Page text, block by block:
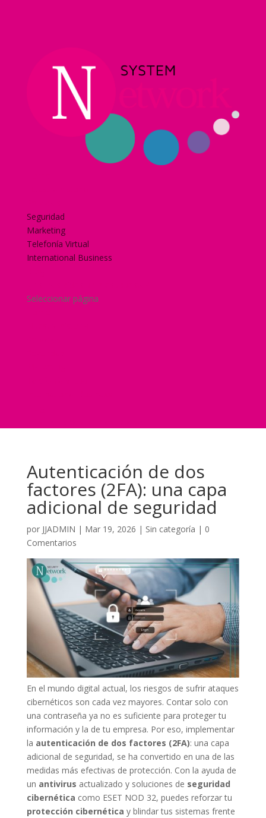
Seguridad
Marketing
Telefonía Virtual
International Business
Seleccionar página
Autenticación de dos
factores (2FA): una capa
adicional de seguridad
por JJADMIN | Mar 19, 2026 | Sin categoría | 0
Comentarios
En el mundo digital actual, los riesgos de sufrir ataques
cibernéticos son cada vez mayores. Contar solo con
una contraseña ya no es suficiente para proteger tu
información y la de tu empresa. Por eso, implementar
la autenticación de dos factores (2FA): una capa
adicional de seguridad, se ha convertido en una de las
medidas más efectivas de protección. Con la ayuda de
un antivirus actualizado y soluciones de seguridad
cibernética como ESET NOD 32, puedes reforzar tu
protección cibernética y blindar tus sistemas frente